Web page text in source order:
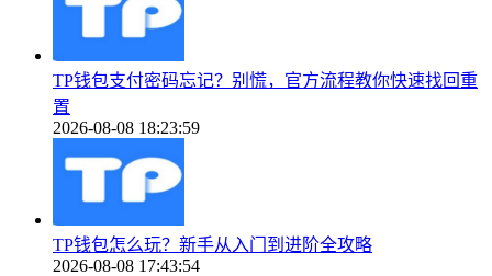
TP钱包支付密码忘记？别慌，官方流程教你快速找回重
置
2026-08-08 18:23:59
TP钱包怎么玩？新手从入门到进阶全攻略
2026-08-08 17:43:54